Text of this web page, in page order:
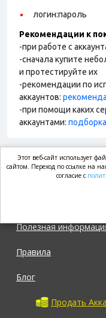
логин:пароль
Рекомендации к
-при работе с
-сначала купите
и протестируйте их
-рекомендации по
аккаунтов:
-при помощи каких
аккаунтами: подборка
Полезная
Правила
Блог
Продать
Этот веб-сайт использует
сайтом. Переход по ссылке на
согласие с